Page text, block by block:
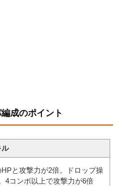
成のポイント
ル
と攻撃力が2倍。ドロップ操
4コンボ以上で攻撃力が6倍